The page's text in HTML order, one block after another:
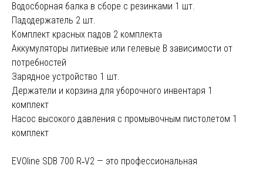
Водосборная балка в сборе с резинками 1 шт.
Падодержатель 2 шт.
Комплект красных падов 2 комплекта
Аккумуляторы литиевые или гелевые В зависимости от
потребностей
Зарядное устройство 1 шт.
Держатели и корзина для уборочного инвентаря 1
комплект
Насос высокого давления с промывочным пистолетом 1
комплект
EVOline SDB 700 R‑V2 — это профессиональная